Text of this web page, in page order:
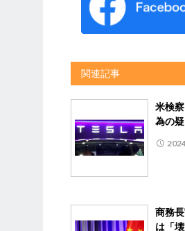
関連記事
米検
為の
商務
は「壊